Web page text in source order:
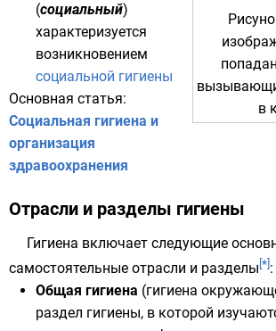
в
(социальный)
характеризуется
возникновением
социальной гигиены
Основная статья:
Социальная гигиена и
организация
здравоохранения
Отрасли и разделы гигиены
Гигиена включает следующие
самостоятельные отрасли и разделы * :
Общая гигиена (гигиена
раздел гигиены, в которой